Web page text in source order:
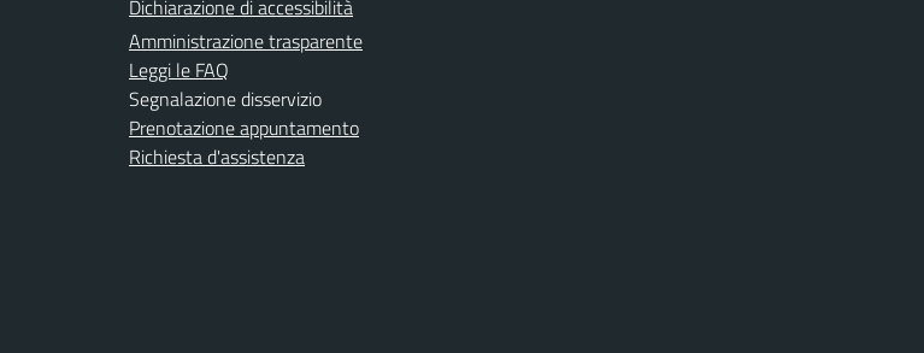
Dichiarazione di accessibilità
Amministrazione trasparente
Leggi le FAQ
Segnalazione disservizio
Prenotazione appuntamento
Richiesta d'assistenza